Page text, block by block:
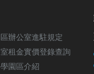
辦公室進駐規定
租金實價登錄查詢
園區介紹